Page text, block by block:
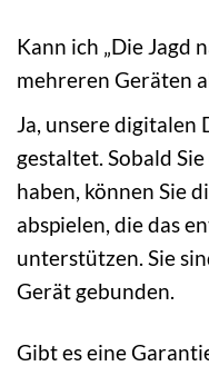
Kann ich „Die Jagd
mehreren Geräten
Ja, unsere digitalen
gestaltet. Sobald
haben, können Sie
abspielen, die das
unterstützen. Sie
Gerät gebunden.
Gibt es eine